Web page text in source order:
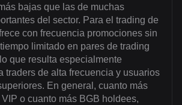
bajas que las de muchas
del sector. Para el trading de
con frecuencia promociones sin
limitado en pares de trading
que resulta especialmente
traders de alta frecuencia y usuarios
En general, cuanto más
o cuanto más BGB holdees,